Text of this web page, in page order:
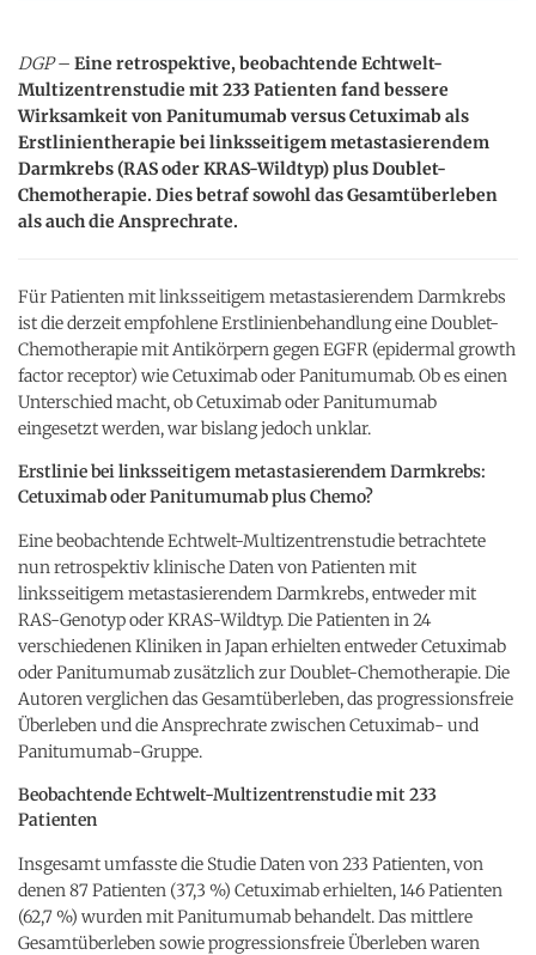
DGP– Eine retrospektive, beobachtende Echtwelt-
Multizentrenstudie mit 233 Patienten fand bessere
Wirksamkeit von Panitumumab versus Cetuximab als
Erstlinientherapie bei linksseitigem metastasierendem
Darmkrebs (RAS oder KRAS-Wildtyp) plus Doublet-
Chemotherapie. Dies betraf sowohl das Gesamtüberleben
als auch die Ansprechrate.
Für Patienten mit linksseitigem metastasierendem Darmkrebs
ist die derzeit empfohlene Erstlinienbehandlung eine Doublet-
Chemotherapie mit Antikörpern gegen EGFR (epidermal growth
factor receptor) wie Cetuximab oder Panitumumab. Ob es einen
Unterschied macht, ob Cetuximab oder Panitumumab
eingesetzt werden, war bislang jedoch unklar.
Erstlinie bei linksseitigem metastasierendem Darmkrebs:
Cetuximab oder Panitumumab plus Chemo?
Eine beobachtende Echtwelt-Multizentrenstudie betrachtete
nun retrospektiv klinische Daten von Patienten mit
linksseitigem metastasierendem Darmkrebs, entweder mit
RAS-Genotyp oder KRAS-Wildtyp. Die Patienten in 24
verschiedenen Kliniken in Japan erhielten entweder Cetuximab
oder Panitumumab zusätzlich zur Doublet-Chemotherapie. Die
Autoren verglichen das Gesamtüberleben, das progressionsfreie
Überleben und die Ansprechrate zwischen Cetuximab- und
Panitumumab-Gruppe.
Beobachtende Echtwelt-Multizentrenstudie mit 233
Patienten
Insgesamt umfasste die Studie Daten von 233 Patienten, von
denen 87 Patienten (37,3 %) Cetuximab erhielten, 146 Patienten
(62,7 %) wurden mit Panitumumab behandelt. Das mittlere
Gesamtüberleben sowie progressionsfreie Überleben waren